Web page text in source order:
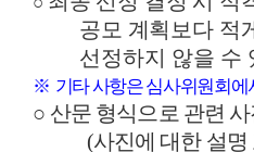
공모 계획보다 적
선정하지 않을 수
※ 기타 사항은 심사위원회에
○ 산문 형식으로 관련
(사진에 대한 설명